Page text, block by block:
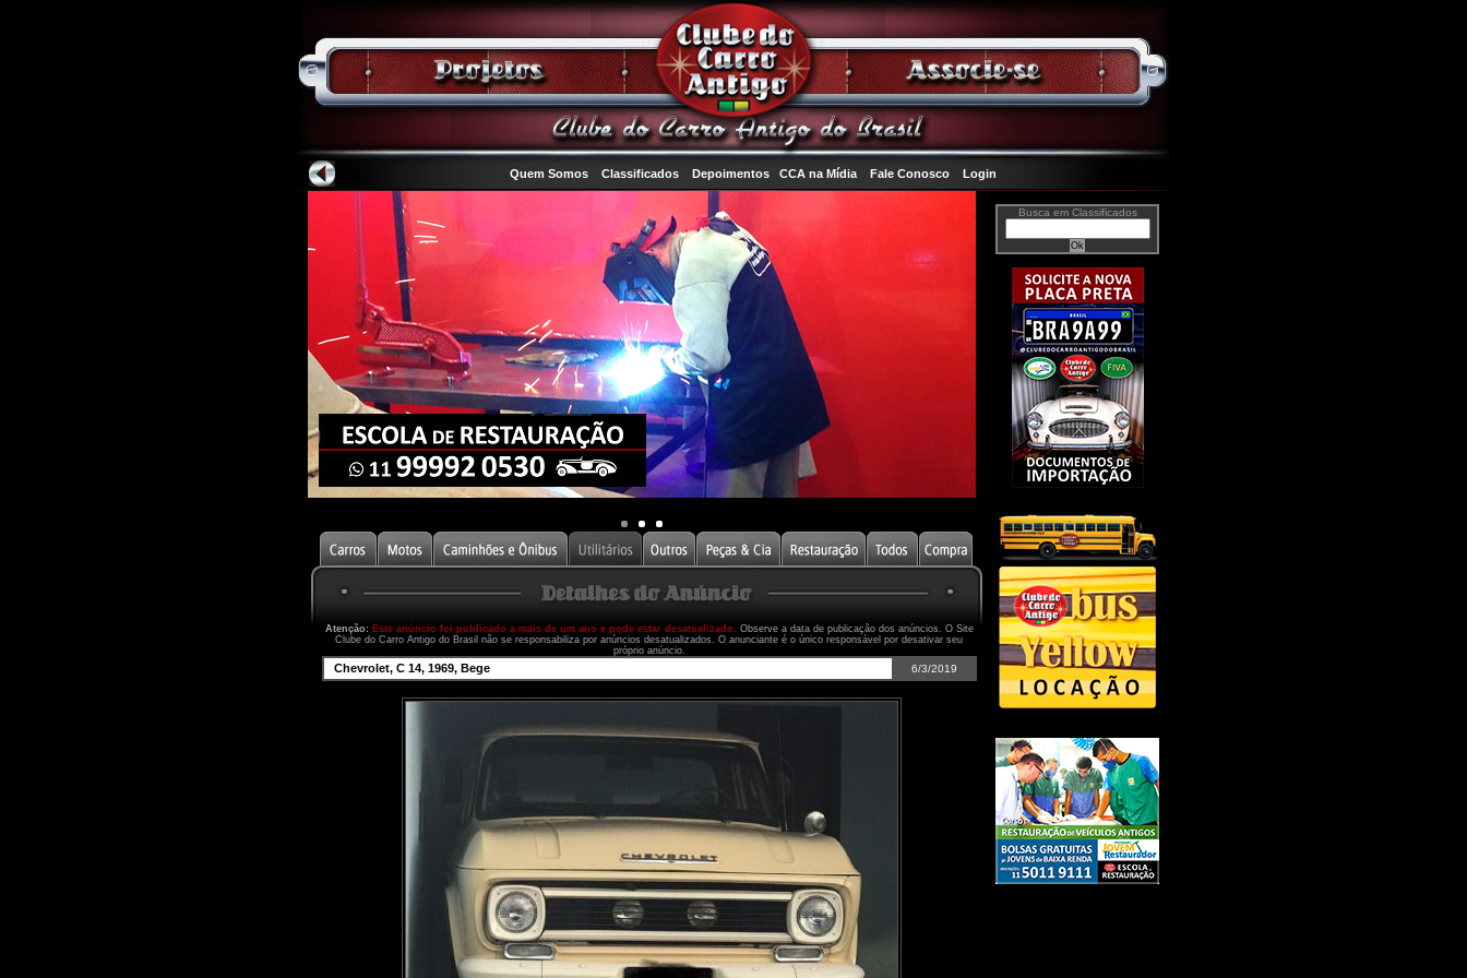
Quem Somos Classificados Depoimentos CCA na Mídia Fale Conosco Login
Atenção: Este anúncio foi publicado a mais de um ano e pode estar desatualizado. Observe a data de publicação dos anúncios. O Site
Clube do Carro Antigo do Brasil não se responsabiliza por anúncios desatualizados. O anunciante é o único responsável por desativar seu
próprio anúncio.
Chevrolet, C 14, 1969, Bege 6/3/2019
Busca em Classificados